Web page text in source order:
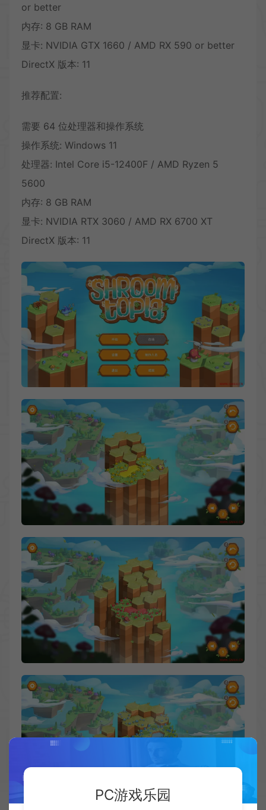
or better
内存: 8 GB RAM
显卡: NVIDIA GTX 1660 / AMD RX 590 or better
DirectX 版本: 11
推荐配置:
需要 64 位处理器和操作系统
操作系统: Windows 11
处理器: Intel Core i5-12400F / AMD Ryzen 5
5600
内存: 8 GB RAM
显卡: NVIDIA RTX 3060 / AMD RX 6700 XT
DirectX 版本: 11
PC游戏乐园